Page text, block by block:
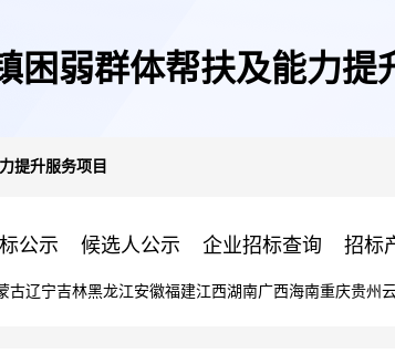
困弱群体帮扶及能力提
提升服务项目
公示 候选人公示 企业招标查询 招标
古辽宁吉林黑龙江安徽福建江西湖南广西海南重庆贵州